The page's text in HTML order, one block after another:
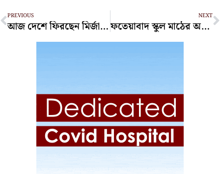
Prev
PREVIOUS
আজ দেশে ফিরছেন মির্জা ফখরুল
NEXT
ফতেয়াবাদ স্কুল মাঠের অজ্ঞাত লাশটি বোয়ালখালীর লেদুর